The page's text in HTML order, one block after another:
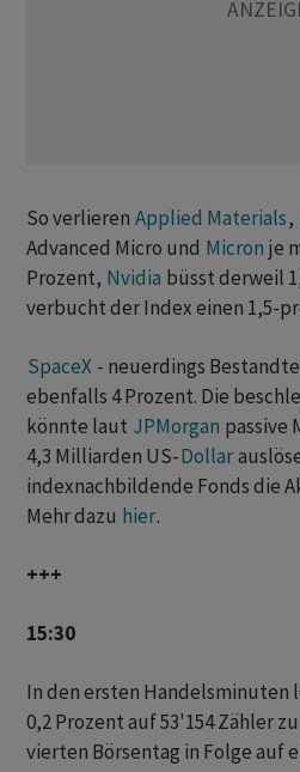
So verlieren Applied Materials,
Advanced Micro und Micron je
Prozent, Nvidia büsst derweil
verbucht der Index einen 1,5-
SpaceX - neuerdings
ebenfalls 4 Prozent. Die
könnte laut JPMorgan passive
4,3 Milliarden US-Dollar
indexnachbildende Fonds die
Mehr dazu hier.
+++
15:30
In den ersten Handelsminuten
0,2 Prozent auf 53'154 Zähler
vierten Börsentag in Folge auf